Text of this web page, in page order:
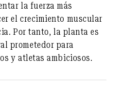
la fuerza más
el crecimiento muscular
. Por tanto, la planta es
prometedor para
y atletas ambiciosos.